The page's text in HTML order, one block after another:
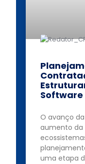
Software
O avanço
aumento da
uma etapa